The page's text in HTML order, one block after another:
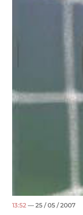
13:52 — 25 / 05 / 2007